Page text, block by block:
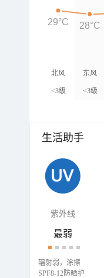
北风
<3级
东风
<3级
29°C 28°C
生活助手
紫外线
最弱
辐射弱，涂擦
SPF8-12防晒护